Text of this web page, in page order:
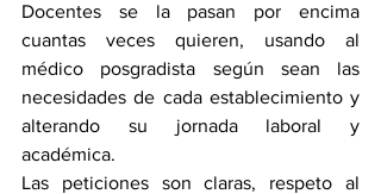
Docentes se la pasan por encima
cuantas veces quieren, usando al
médico posgradista según sean las
necesidades de cada establecimiento y
alterando su jornada laboral y
académica.
Las peticiones son claras, respeto al